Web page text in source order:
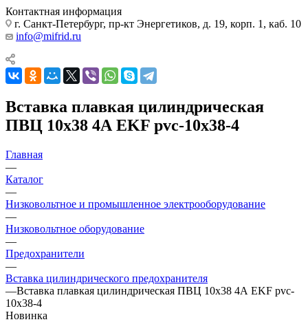
Контактная информация
г. Санкт-Петербург, пр-кт Энергетиков, д. 19, корп. 1, каб. 10
info@mifrid.ru
Вставка плавкая цилиндрическая
ПВЦ 10х38 4А EKF pvc-10x38-4
Главная
—
Каталог
—
Низковольтное и промышленное электрооборудование
—
Низковольтное оборудование
—
Предохранители
—
Вставка цилиндрического предохранителя
—Вставка плавкая цилиндрическая ПВЦ 10х38 4А EKF pvc-
10x38-4
Новинка